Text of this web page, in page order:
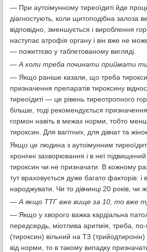
— При аутоімунному тиреоїдиті йде
діагностують, коли щитоподібна залоза
відповідно, зменшується і вироблення
наступає атрофія органу і він вже не
— пожиттєво у таблетованому вигляді.
— А коли треба починати приймати
— Якщо раніше казали, що треба
призначення препаратів тироксину
тиреоїдиті — це рівень тиреотропного
більше, тоді рекомендується
гормон навіть в межах норми, тобто
тироксин. Для вагітних, для дівчат та
Якщо це людина з аутоімунним
хронічні захворювання і в неї
тироксин чи не призначати. В кожному
тут враховується дуже багато факторів:
народжувати. Чи то дівчинці 20 років, чи
— А якщо ТТГ вже вище за 10, то вже
— Якщо у хворого важка кардіальна
передсердь, міотлива аритмія, треба,
(тироксин) вільний на Т3
від норми, то в такому випадку